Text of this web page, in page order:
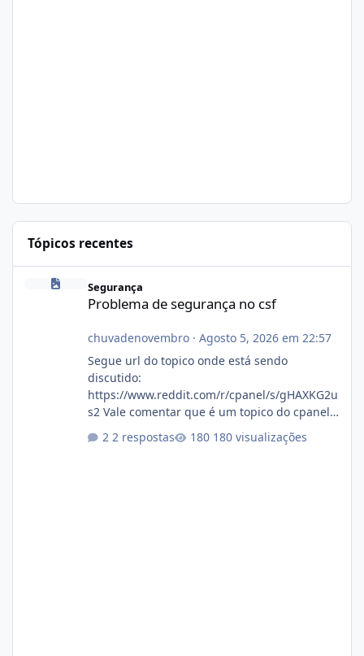
Tópicos recentes
Segurança
Problema de segurança no csf
chuvadenovembro· Agosto 5, 2026 em 22:57
Segue url do topico onde está sendo
discutido:
https://www.reddit.com/r/cpanel/s/gHAXKG2u
s2 Vale comentar que é um topico do cpanel...
2 respostas 180 visualizações